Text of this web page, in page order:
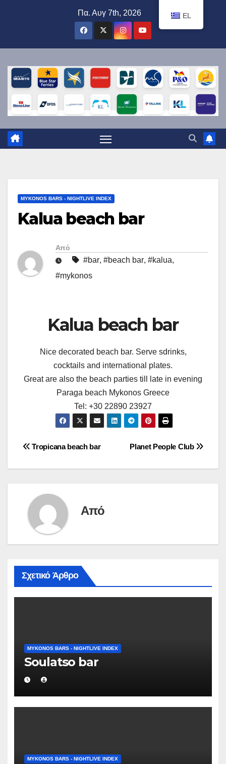
Πα. Αυγ 7th, 2026
MYKONOS BARS - NIGHTLIVE INDEX
Kalua beach bar
Από
#bar, #beach bar, #kalua,
#mykonos
Kalua beach bar
Nice decorated beach bar. Serve sdrinks,
cocktails and international plates.
Great are also the beach parties till late in evening
Paraga beach Mykonos Greece
Tel: +30 22890 23927
Πλοήγηση
άρθρων
Planet People Club
Tropicana beach bar
Από
Σχετικό Άρθρο
MYKONOS BARS - NIGHTLIVE INDEX
Soulatso bar
MYKONOS BARS - NIGHTLIVE INDEX
EL